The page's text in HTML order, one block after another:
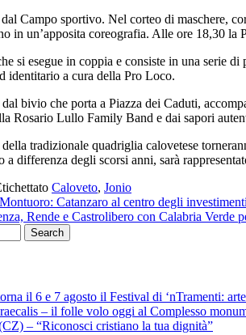
Campo sportivo. Nel corteo di maschere,
in un’apposita coreografia. Alle ore 18,30 la
si esegue in coppia e consiste in una serie
identitario a cura della Pro Loco.
bivio che porta a Piazza dei Caduti,
Rosario Lullo Family Band e dai sapori
tradizionale quadriglia calovetese
a differenza degli scorsi anni, sarà
Caloveto, Jonio
Catanzaro al centro degli
Rende e Castrolibero con Calabria Verde
il 6 e 7 agosto il Festival di ‘nTramenti:
– il folle volo oggi al Complesso
– “Riconosci cristiano la tua dignità”